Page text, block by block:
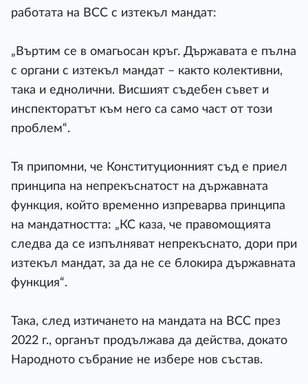
работата на ВСС с изтекъл мандат:
„Въртим се в омагьосан кръг. Държавата е пълна
с органи с изтекъл мандат – както колективни,
така и еднолични. Висшият съдебен съвет и
инспекторатът към него са само част от този
проблем“.
Тя припомни, че Конституционният съд е приел
принципа на непрекъснатост на държавната
функция, който временно изпреварва принципа
на мандатността: „КС каза, че правомощията
следва да се изпълняват непрекъснато, дори при
изтекъл мандат, за да не се блокира държавната
функция“.
Така, след изтичането на мандата на ВСС през
2022 г., органът продължава да действа, докато
Народното събрание не избере нов състав.